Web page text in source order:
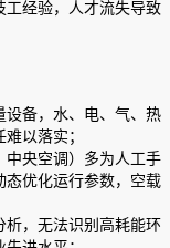
工经验，人才流失导致
设备，水、电、气、热
以落实；
中央空调）多为人工手
态优化运行参数，空载
析，无法识别高耗能环